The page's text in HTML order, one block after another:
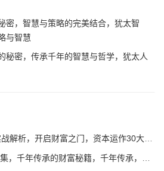
密，智慧与策略的完美结合，犹太智
与智慧
秘密，传承千年的智慧与哲学，犹太人
之门，资本运作30大策略揭秘，实战解析，开启你的财富之门
财富秘籍，千年传承，犹太人的财富秘籍与赚钱智慧揭秘